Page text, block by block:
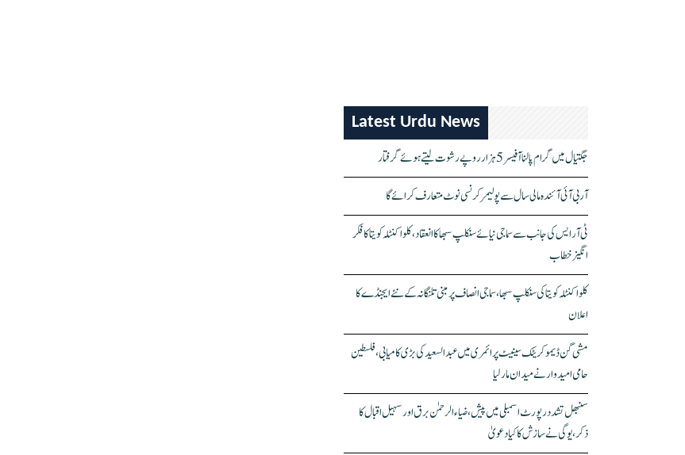
Latest Urdu News
جگتیال میں گرام پالنا آفیسر 5 ہزار روپے رشوت لیتے ہوئے گرفتار
آر بی آئی آئندہ مالی سال سے پولیمر کرنسی نوٹ متعارف کرائے گا
ٹی آر ایس کی جانب سے سماجی نیائے سنکلپ سبھا کا انعقاد، کلواکنٹلہ کویتا کا فکر
انگیز خطاب
کلواکنٹلہ کویتا کی سنکلپ سبھا، سماجی انصاف پر مبنی تلنگانہ کے نئے ایجنڈے کا
اعلان
مشی گن ڈیموکریٹک سینیٹ پرائمری میں عبدالسعید کی بڑی کامیابی، فلسطین
حامی امیدوار نے میدان مار لیا
سنبھل تشدد رپورٹ اسمبلی میں پیش، ضیاء الرحمٰن برق اور سہیل اقبال کا
ذکر، یوگی نے سازش کا کیا دعویٰ